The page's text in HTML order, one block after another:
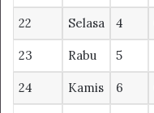
22 Selasa 4
23 Rabu 5
24 Kamis 6